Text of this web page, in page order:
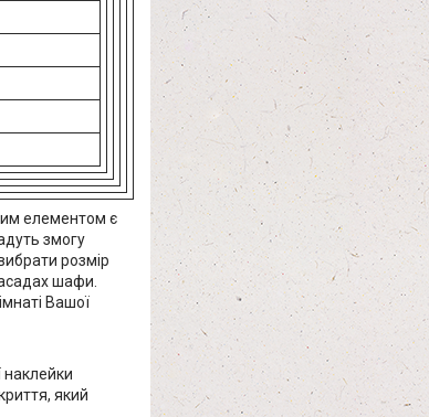
елементом є
змогу
розмір
шафи.
Вашої
який